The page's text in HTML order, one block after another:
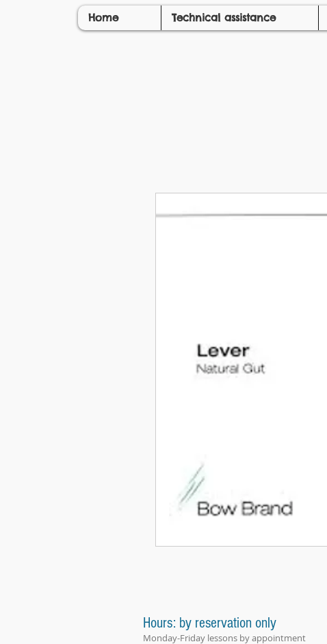
Home Technical assistance
Hours: by reservation only
Monday-Friday lessons by appointment